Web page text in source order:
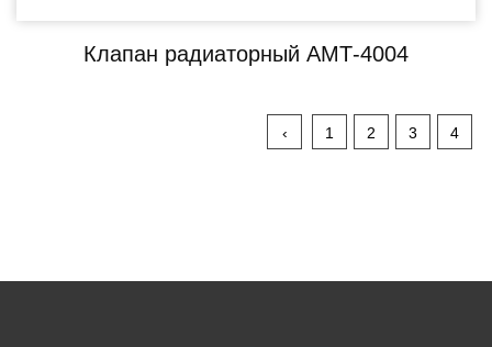
Клапан радиаторный АМТ-4004
‹ 1 2 3 4